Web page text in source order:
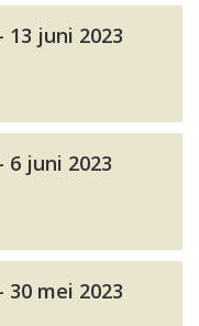
juni 2023
6 juni 2023
mei 2023